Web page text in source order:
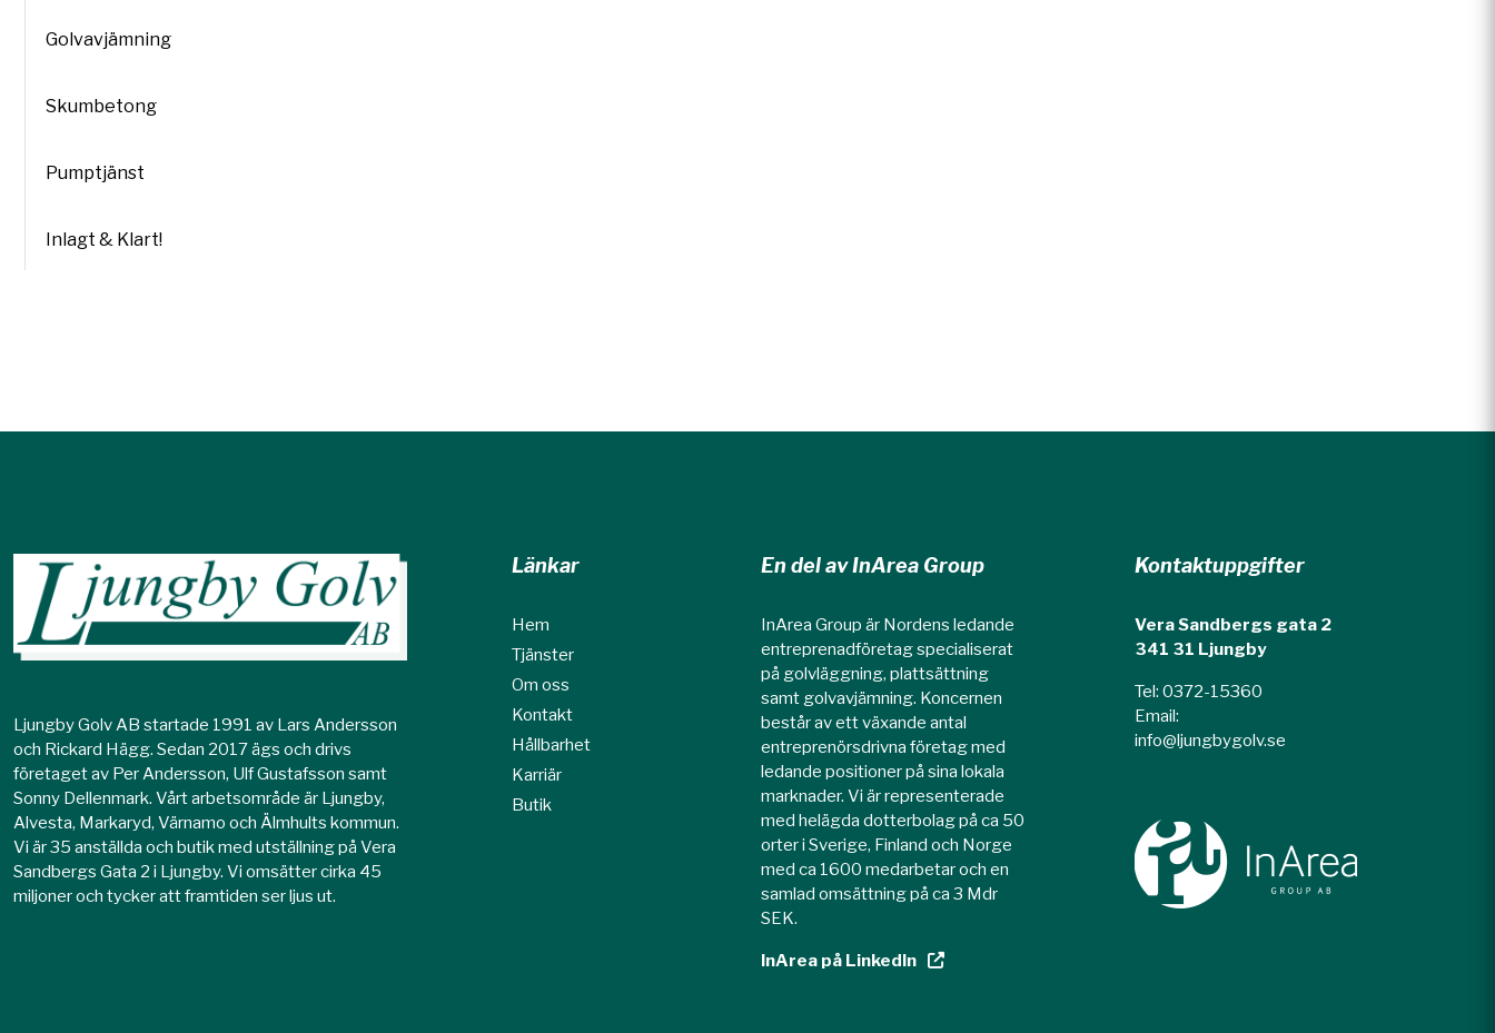
Golvavjämning
Skumbetong
Pumptjänst
Inlagt & Klart!
Ljungby Golv AB startade 1991 av Lars Andersson
och Rickard Hägg. Sedan 2017 ägs och drivs
företaget av Per Andersson, Ulf Gustafsson samt
Sonny Dellenmark. Vårt arbetsområde är Ljungby,
Alvesta, Markaryd, Värnamo och Älmhults kommun.
Vi är 35 anställda och butik med utställning på Vera
Sandbergs Gata 2 i Ljungby. Vi omsätter cirka 45
miljoner och tycker att framtiden ser ljus ut.
Länkar
Hem
Tjänster
Om oss
Kontakt
Hållbarhet
Karriär
Butik
En del av InArea Group
InArea Group är Nordens ledande
entreprenadföretag specialiserat
på golvläggning, plattsättning
samt golvavjämning. Koncernen
består av ett växande antal
entreprenörsdrivna företag med
ledande positioner på sina lokala
marknader. Vi är representerade
med helägda dotterbolag på ca 50
orter i Sverige, Finland och Norge
med ca 1600 medarbetar och en
samlad omsättning på ca 3 Mdr
SEK.
InArea på LinkedIn
Kontaktuppgifter
Vera Sandbergs gata 2
​341 31 Ljungby
Tel: 0372-15360
​Email:
info@ljungbygolv.se